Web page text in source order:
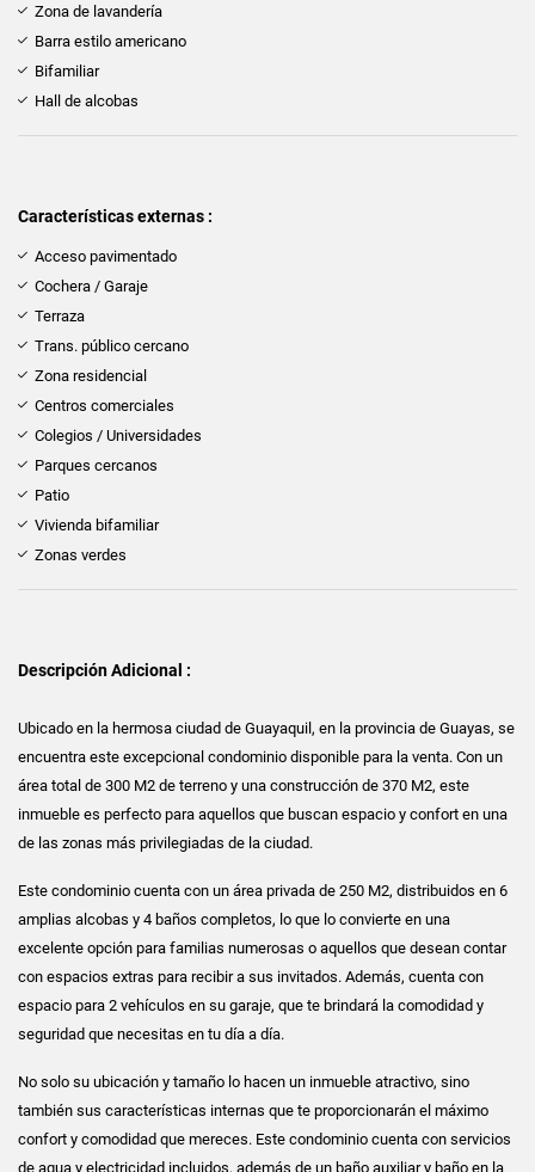
Zona de lavandería
Barra estilo americano
Bifamiliar
Hall de alcobas
Características externas :
Acceso pavimentado
Cochera / Garaje
Terraza
Trans. público cercano
Zona residencial
Centros comerciales
Colegios / Universidades
Parques cercanos
Patio
Vivienda bifamiliar
Zonas verdes
Descripción Adicional :
Ubicado en la hermosa ciudad de Guayaquil, en la provincia de Guayas, se
encuentra este excepcional condominio disponible para la venta. Con un
área total de 300 M2 de terreno y una construcción de 370 M2, este
inmueble es perfecto para aquellos que buscan espacio y confort en una
de las zonas más privilegiadas de la ciudad.
Este condominio cuenta con un área privada de 250 M2, distribuidos en 6
amplias alcobas y 4 baños completos, lo que lo convierte en una
excelente opción para familias numerosas o aquellos que desean contar
con espacios extras para recibir a sus invitados. Además, cuenta con
espacio para 2 vehículos en su garaje, que te brindará la comodidad y
seguridad que necesitas en tu día a día.
No solo su ubicación y tamaño lo hacen un inmueble atractivo, sino
también sus características internas que te proporcionarán el máximo
confort y comodidad que mereces. Este condominio cuenta con servicios
de agua y electricidad incluidos, además de un baño auxiliar y baño en la